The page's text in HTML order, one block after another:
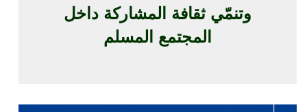
وتنمّي ثقافة المشاركة داخل
المجتمع المسلم